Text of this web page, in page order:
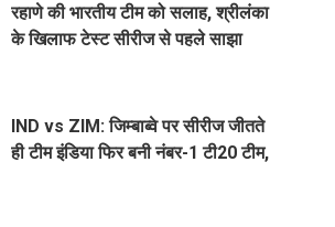
रहाणे की भारतीय टीम को सलाह, श्रीलंका
के खिलाफ टेस्ट सीरीज से पहले साझा
IND vs ZIM: जिम्बाब्वे पर सीरीज जीतते
ही टीम इंडिया फिर बनी नंबर-1 टी20 टीम,